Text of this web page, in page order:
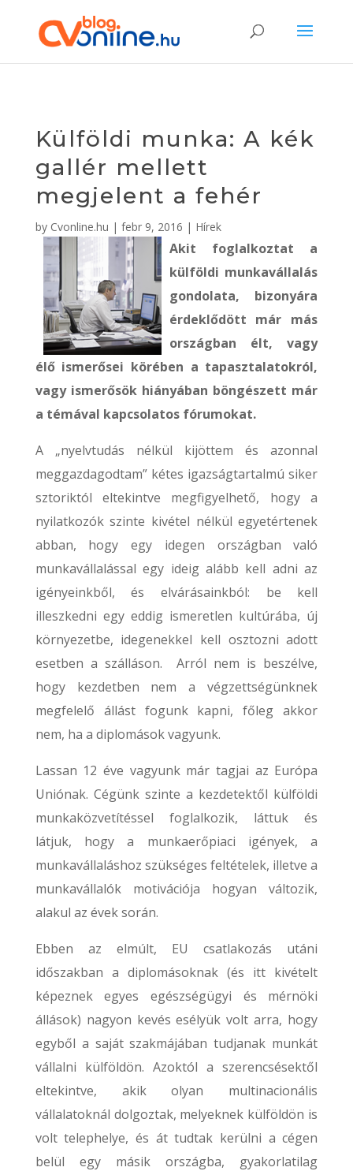
Külföldi munka: A kék
gallér mellett
megjelent a fehér
by Cvonline.hu | febr 9, 2016 | Hírek
Akit foglalkoztat a
külföldi munkavállalás
gondolata, bizonyára
érdeklődött már más
országban élt, vagy
élő ismerősei körében a tapasztalatokról,
vagy ismerősök hiányában böngészett már
a témával kapcsolatos fórumokat.
A „nyelvtudás nélkül kijöttem és azonnal
meggazdagodtam” kétes igazságtartalmú siker
sztoriktól eltekintve megfigyelhető, hogy a
nyilatkozók szinte kivétel nélkül egyetértenek
abban, hogy egy idegen országban való
munkavállalással egy ideig alább kell adni az
igényeinkből, és elvárásainkból: be kell
illeszkedni egy eddig ismeretlen kultúrába, új
környezetbe, idegenekkel kell osztozni adott
esetben a szálláson. Arról nem is beszélve,
hogy kezdetben nem a végzettségünknek
megfelelő állást fogunk kapni, főleg akkor
nem, ha a diplomások vagyunk.
Lassan 12 éve vagyunk már tagjai az Európa
Uniónak. Cégünk szinte a kezdetektől külföldi
munkaközvetítéssel foglalkozik, láttuk és
látjuk, hogy a munkaerőpiaci igények, a
munkavállaláshoz szükséges feltételek, illetve a
munkavállalók motivációja hogyan változik,
alakul az évek során.
Ebben az elmúlt, EU csatlakozás utáni
időszakban a diplomásoknak (és itt kivételt
képeznek egyes egészségügyi és mérnöki
állások) nagyon kevés esélyük volt arra, hogy
egyből a saját szakmájában tudjanak munkát
vállalni külföldön. Azoktól a szerencsésektől
eltekintve, akik olyan multinacionális
vállalatoknál dolgoztak, melyeknek külföldön is
volt telephelye, és át tudtak kerülni a cégen
belül egy másik országba, gyakorlatilag